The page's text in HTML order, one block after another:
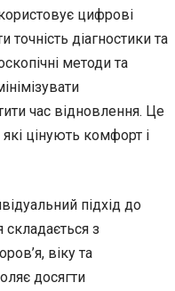
цифрові
точність діагностики та
методи та
час відновлення. Це
цінують комфорт і
підхід до
складається з
віку та
досягти